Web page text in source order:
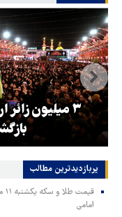
۳ میلیون
پربازدیدترین‌ مطالب
امامی